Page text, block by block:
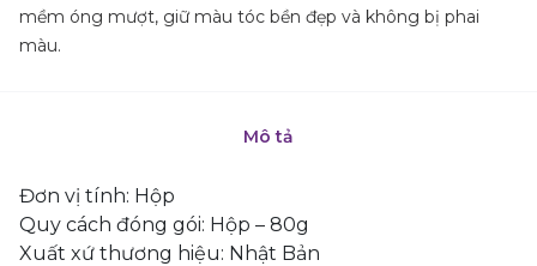
mềm óng mượt, giữ màu tóc bền đẹp và không bị phai
màu.
Mô tả
Đơn vị tính: Hộp
Quy cách đóng gói: Hộp – 80g
Xuất xứ thương hiệu: Nhật Bản